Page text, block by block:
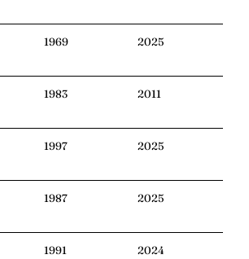
1969 2025
1983 2011
1997 2025
1987 2025
1991 2024